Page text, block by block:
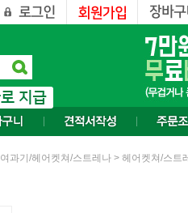
여과기/헤어켓쳐/스트레나 > 헤어켓쳐/스트